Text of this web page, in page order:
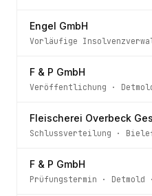
Engel GmbH
Vorläufige
F & P GmbH
Veröffentlichung ·
Fleischerei Overbeck
Schlussverteilung ·
F & P GmbH
Prüfungstermin · Detmold